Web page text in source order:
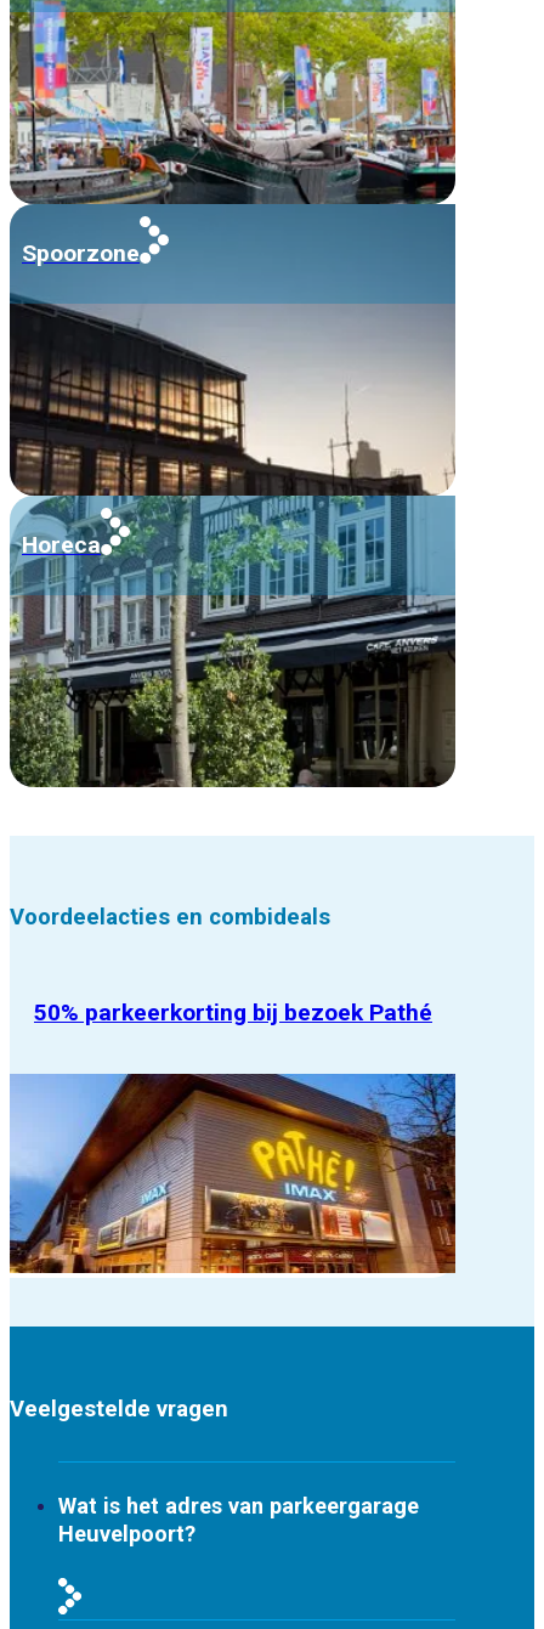
Spoorzone
Horeca
Voordeelacties en combideals
50% parkeerkorting bij bezoek Pathé
Veelgestelde vragen
Wat is het adres van parkeergarage
Heuvelpoort?